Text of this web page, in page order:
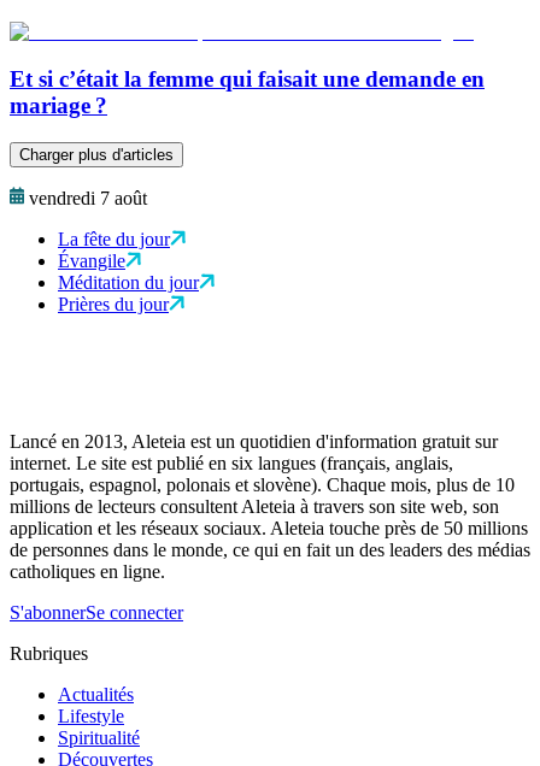
Et si c’était la femme qui faisait une demande en
mariage ?
Charger plus d'articles
vendredi 7 août
La fête du jour
Évangile
Méditation du jour
Prières du jour
Lancé en 2013, Aleteia est un quotidien d'information gratuit sur
internet. Le site est publié en six langues (français, anglais,
portugais, espagnol, polonais et slovène). Chaque mois, plus de 10
millions de lecteurs consultent Aleteia à travers son site web, son
application et les réseaux sociaux. Aleteia touche près de 50 millions
de personnes dans le monde, ce qui en fait un des leaders des médias
catholiques en ligne.
S'abonnerSe connecter
Rubriques
Actualités
Lifestyle
Spiritualité
Découvertes